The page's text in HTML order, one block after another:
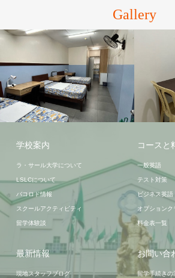
Gallery
LSLC学生寮
学校案内
ラ・サール大学について
LSLCについて
バコロド情報
スクールアクティビティ
留学体験談
コースと
一般英語
テスト対策
ビジネス英語
オプションク
料金表一覧
最新情報
現地スタッフブログ
お問い合
留学手続きの